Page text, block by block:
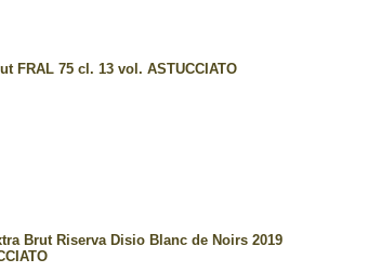
FRAL 75 cl. 13 vol. ASTUCCIATO
Brut Riserva Disio Blanc de Noirs 2019